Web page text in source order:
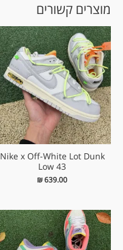
מוצרים קשורים
Nike x Off-White Lot Dunk
Low 43
₪639.00